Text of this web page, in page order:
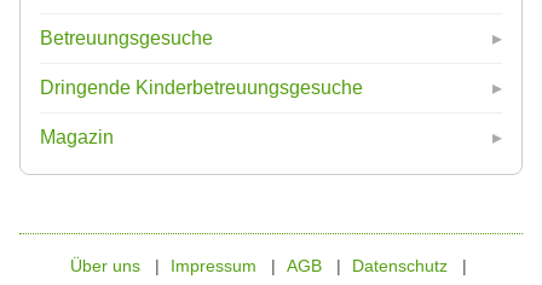
Betreuungsgesuche
Dringende Kinderbetreuungsgesuche
Magazin
Über uns Impressum AGB
Datenschutz